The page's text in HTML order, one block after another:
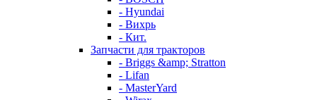
- Hyundai
- Вихрь
- Кит.
Запчасти для тракторов
- Briggs &amp; Stratton
- Lifan
- MasterYard